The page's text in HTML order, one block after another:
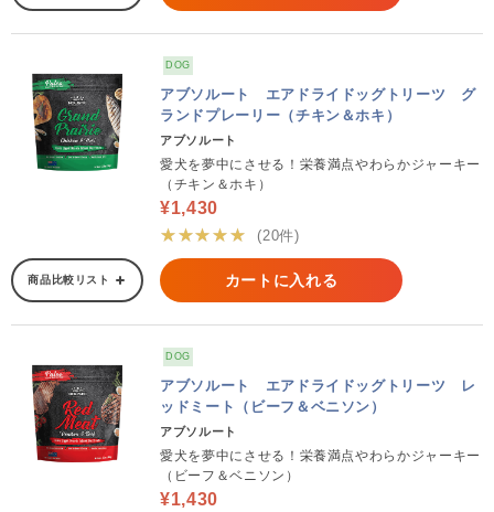
DOG
アブソルート エアドライドッグトリーツ グ
ランドプレーリー（チキン＆ホキ）
アブソルート
愛犬を夢中にさせる！栄養満点やわらかジャーキー
（チキン＆ホキ）
¥1,430
★★★★★
(20件)
商品比較リスト カートに入れる
DOG
アブソルート エアドライドッグトリーツ レ
ッドミート（ビーフ＆ベニソン）
アブソルート
愛犬を夢中にさせる！栄養満点やわらかジャーキー
（ビーフ＆ベニソン）
¥1,430